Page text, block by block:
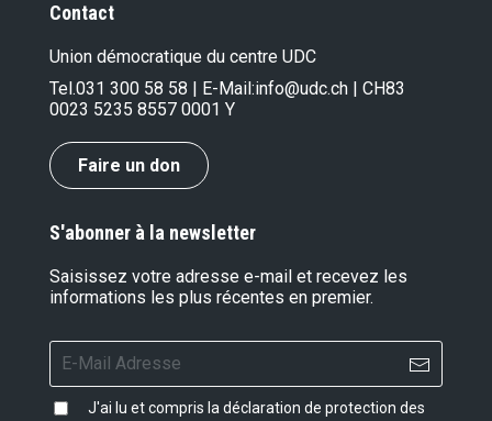
Contact
Union démocratique du centre UDC
Tel.031 300 58 58 | E-Mail:info@udc.ch | CH83
0023 5235 8557 0001 Y
Faire un don
S'abonner à la newsletter
Saisissez votre adresse e-mail et recevez les
informations les plus récentes en premier.
J'ai lu et compris ladéclaration de protection des